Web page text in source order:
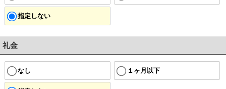
指定しない
礼金
なし １ヶ月以下